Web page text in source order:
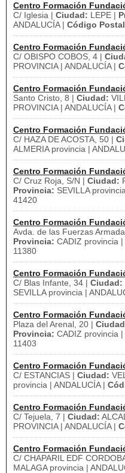
Centro Formación
C/ Iglesia | Ciudad: LEPE |
ANDALUCÍA | Código
Centro Formación
C/ OBISPO COBOS, 4 |
PROVINCIA | ANDALUCÍA |
Centro Formación
Santo Cristo, 8 | Ciudad:
PROVINCIA | ANDALUCÍA |
Centro Formación
C/ HAZA DE ACOSTA, 50 |
ALMERIA provincia |
Centro Formación
C/ Cruz Roja, S/N | Ciudad:
Provincia: SEVILLA
41420
Centro Formación
Avda. de las Fuerzas
Provincia: CADIZ provincia |
11380
Centro Formación
C/ Blas Infante, 34 | Ciudad:
SEVILLA provincia |
Centro Formación
Plaza del Arenal, 20 |
Provincia: CADIZ provincia |
11403
Centro Formación
C/ ESTANCIAS | Ciudad:
provincia | ANDALUCÍA |
Centro Formación
C/ Tejuela, 7 | Ciudad:
PROVINCIA | ANDALUCÍA |
Centro Formación
C/ CHAPARIL EDF
MALAGA provincia |